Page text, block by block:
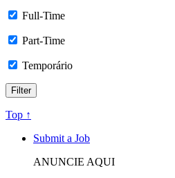
Full-Time
Part-Time
Temporário
Top ↑
Submit a Job
ANUNCIE AQUI